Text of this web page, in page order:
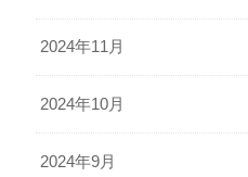
2024年11月
2024年10月
2024年9月